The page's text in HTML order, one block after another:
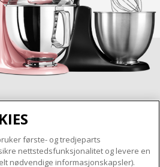
første- og tredjeparts
nettstedsfunksjonalitet og levere en
nødvendige informasjonskapsler).